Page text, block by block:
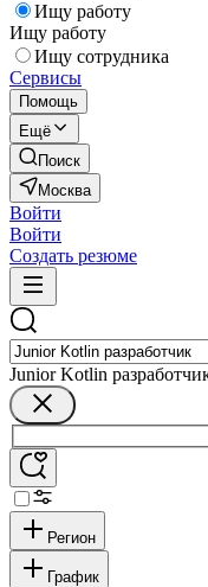
Ищу работу
Ищу работу
Ищу сотрудника
Сервисы
Помощь
Ещё
Поиск
Москва
Войти
Войти
Создать резюме
Junior Kotlin
Регион
График